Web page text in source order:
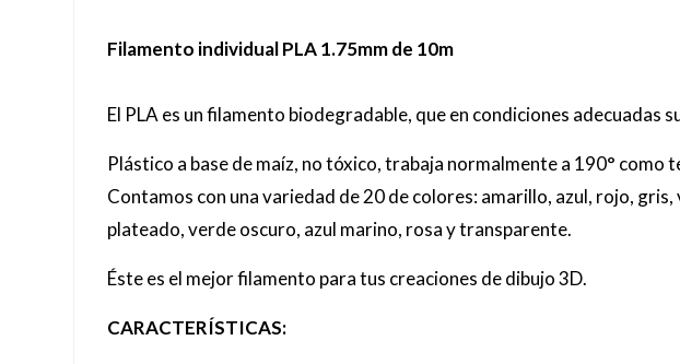
Filamento individual PLA 1.75mm de 10m
El PLA es un filamento biodegradable, que en condiciones adecuadas
Plástico a base de maíz, no tóxico, trabaja normalmente a 190°
Contamos con una variedad de 20 de colores: amarillo, azul, rojo,
plateado, verde oscuro, azul marino, rosa y transparente.
Éste es el mejor filamento para tus creaciones de dibujo 3D.
CARACTERÍSTICAS: